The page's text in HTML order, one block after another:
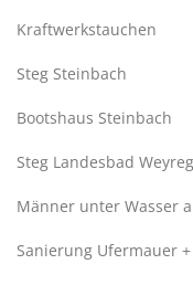
Kraftwerkstauchen
Steg Steinbach
Bootshaus Steinbach
Steg Landesbad
Männer unter Wasser
Sanierung Ufermauer